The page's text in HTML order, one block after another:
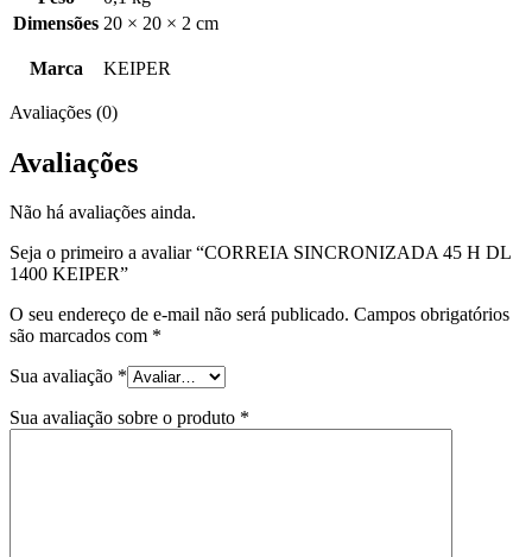
Dimensões 20 × 20 × 2 cm
Marca KEIPER
Avaliações (0)
Avaliações
Não há avaliações ainda.
Seja o primeiro a avaliar “CORREIA SINCRONIZADA 45 H DL
1400 KEIPER”
O seu endereço de e-mail não será publicado. Campos obrigatórios
são marcados com *
Sua avaliação *
Sua avaliação sobre o produto *